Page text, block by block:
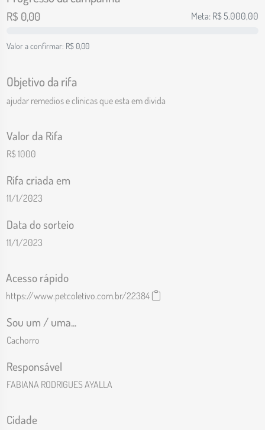
R$ 0,00 Meta: R$5.000,00
Valor a confirmar: R$0,00
Objetivo da rifa
ajudar remedios e clinicas que esta em divida
Valor da Rifa
R$1000
Rifa criada em
11/1/2023
Data do sorteio
11/1/2023
Acesso rápido
https://www.petcoletivo.com.br/22384
Sou um / uma...
Cachorro
Responsável
FABIANA RODRIGUES AYALLA
Cidade